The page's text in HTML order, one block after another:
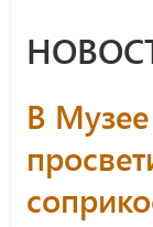
В Музее